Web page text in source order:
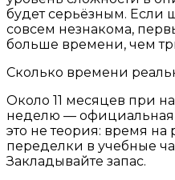
будет серьёзным. Если
совсем незнакома,
больше времени, чем
Сколько времени
Около 11 месяцев при
неделю —
это не теория: время на
переделки в учебные
Закладывайте запас.